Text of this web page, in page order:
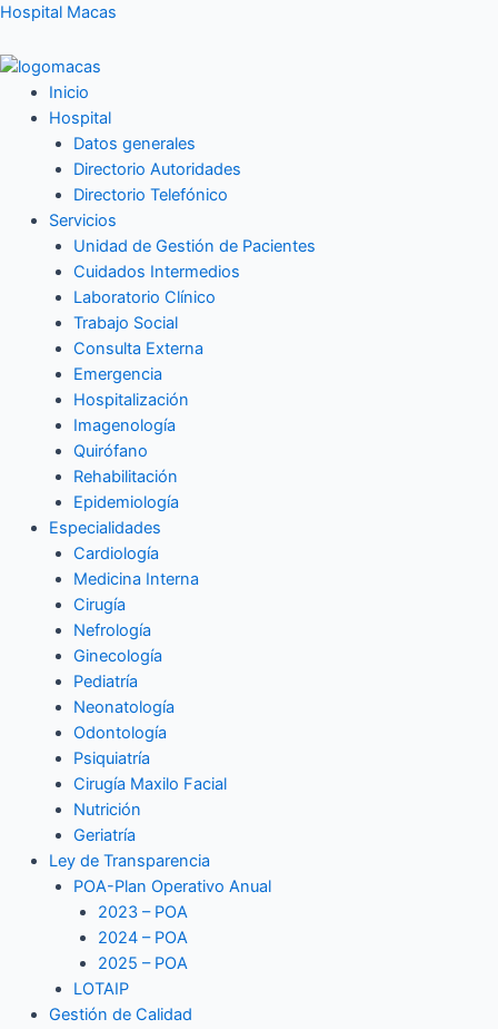
Ir
contenido
Hospital Macas
Inicio
Hospital
Datos generales
Directorio Autoridades
Directorio Telefónico
Servicios
Unidad de Gestión de Pacientes
Cuidados Intermedios
Laboratorio Clínico
Trabajo Social
Consulta Externa
Emergencia
Hospitalización
Imagenología
Quirófano
Rehabilitación
Epidemiología
Especialidades
Cardiología
Medicina Interna
Cirugía
Nefrología
Ginecología
Pediatría
Neonatología
Odontología
Psiquiatría
Cirugía Maxilo Facial
Nutrición
Geriatría
Ley de Transparencia
POA-Plan Operativo Anual
2023 – POA
2024 – POA
2025 – POA
LOTAIP
Gestión de Calidad